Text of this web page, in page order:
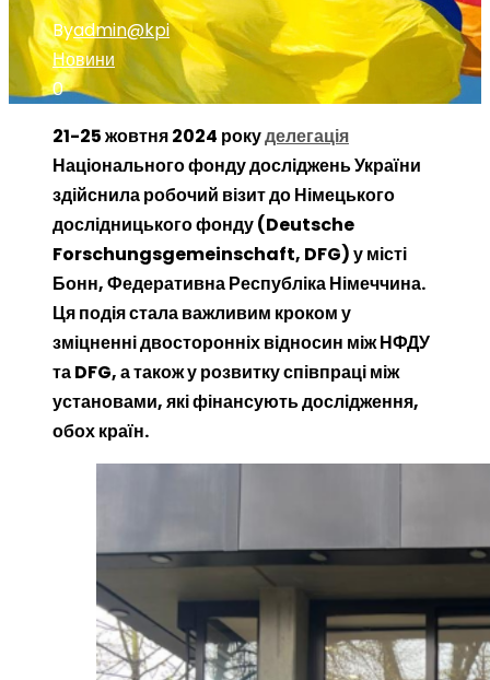
Byadmin@kpi
Новини
0
21-25 жовтня 2024 рокуделегація
Національного фонду досліджень України
здійснила робочий візит до Німецького
дослідницького фонду (Deutsche
Forschungsgemeinschaft, DFG) у місті
Бонн, Федеративна Республіка Німеччина.
Ця подія стала важливим кроком у
зміцненні двосторонніх відносин між НФДУ
та DFG, а також у розвитку співпраці між
установами, які фінансують дослідження,
обох країн.